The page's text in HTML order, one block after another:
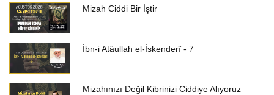
Mizah Ciddi Bir İştir
İbn-i Atâullah el-İskenderî - 7
Mizahınızı Değil Kibrinizi Ciddiye Alıyoruz